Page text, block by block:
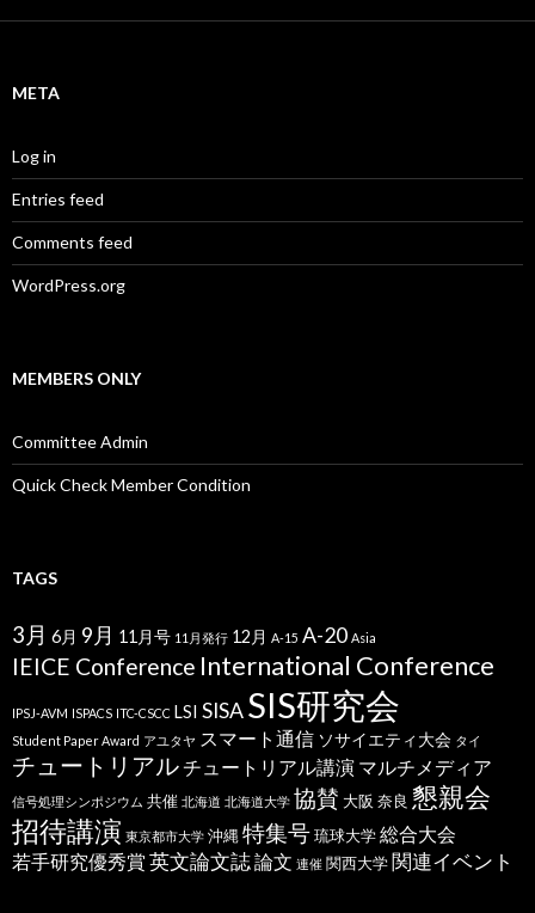
META
Log in
Entries feed
Comments feed
WordPress.org
MEMBERS ONLY
Committee Admin
Quick Check Member Condition
TAGS
3月 6月 9月 11月号 11月発行 12月 A-15 A-20 Asia
IEICE Conference International Conference
IPSJ-AVM ISPACS ITC-CSCC LSI SISASIS研究会
Student Paper Award アユタヤ スマート通信 ソサイエティ大会 タイ
チュートリアルチュートリアル講演 マルチメディア
信号処理シンポジウム 共催 北海道 北海道大学 協賛 大阪 奈良 懇親会
招待講演 東京都市大学 沖縄 特集号琉球大学総合大会
若手研究優秀賞 英文論文誌論文 連催 関西大学関連イベント